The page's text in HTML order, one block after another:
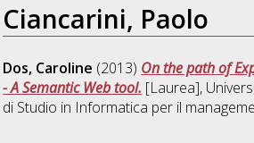
Ciancarini, Paolo
Dos, Caroline (2013) On the path of
- A Semantic Web tool. [Laurea],
di Studio in Informatica per il